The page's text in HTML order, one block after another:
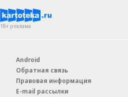
18+ реклама
Android
Обратная связь
Правовая информация
E-mail рассылки